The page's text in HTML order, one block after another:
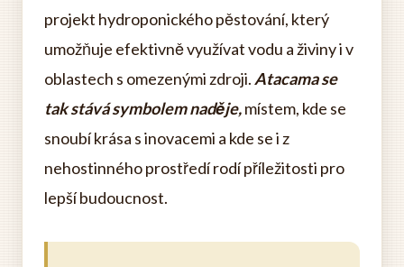
projekt hydroponického pěstování, který
umožňuje efektivně využívat vodu a živiny i v
oblastech s omezenými zdroji. Atacama se
tak stává symbolem naděje,místem, kde se
snoubí krása s inovacemi a kde se i z
nehostinného prostředí rodí příležitosti pro
lepší budoucnost.